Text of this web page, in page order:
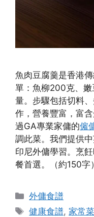
魚肉豆腐羹是香港
單：魚柳200克、嫩
量。步驟包括切料
作，營養豐富，富
過GA專業家傭的僱
調此菜。我們提供
印尼外傭學習。烹
餐首選。（約150字）
Categories
外傭食譜
Tags
健康食譜, 家常菜